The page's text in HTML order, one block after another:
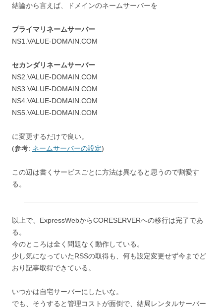
結論から言えば、ドメインのネームサーバーを
プライマリネームサーバー
NS1.VALUE-DOMAIN.COM
セカンダリネームサーバー
NS2.VALUE-DOMAIN.COM
NS3.VALUE-DOMAIN.COM
NS4.VALUE-DOMAIN.COM
NS5.VALUE-DOMAIN.COM
に変更するだけで良い。
(参考: ネームサーバーの設定)
この辺は書くサービスごとに方法は異なると思うので割愛す
る。
以上で、ExpressWebからCORESERVERへの移行は完了であ
る。
今のところは全く問題なく動作している。
少し気になっていたRSSの取得も、何も設定変更せず今までど
おり記事取得できている。
いつかは自宅サーバーにしたいな。
でも、そうすると管理コストが面倒で、結局レンタルサーバー